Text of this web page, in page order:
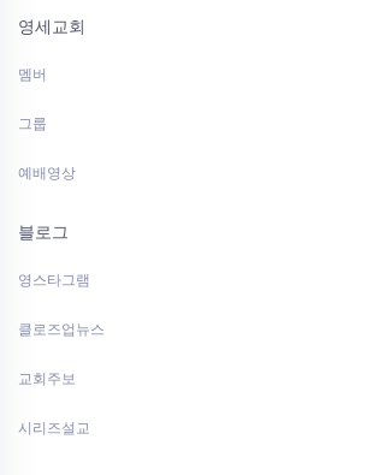
영세교회
멤버
그룹
예배영상
블로그
영스타그램
클로즈업뉴스
교회주보
시리즈설교